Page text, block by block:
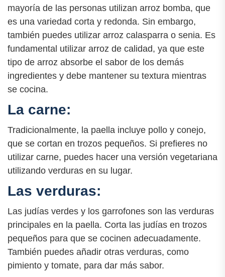
mayoría de las personas utilizan arroz bomba, que
es una variedad corta y redonda. Sin embargo,
también puedes utilizar arroz calasparra o senia. Es
fundamental utilizar arroz de calidad, ya que este
tipo de arroz absorbe el sabor de los demás
ingredientes y debe mantener su textura mientras
se cocina.
La carne:
Tradicionalmente, la paella incluye pollo y conejo,
que se cortan en trozos pequeños. Si prefieres no
utilizar carne, puedes hacer una versión vegetariana
utilizando verduras en su lugar.
Las verduras:
Las judías verdes y los garrofones son las verduras
principales en la paella. Corta las judías en trozos
pequeños para que se cocinen adecuadamente.
También puedes añadir otras verduras, como
pimiento y tomate, para dar más sabor.